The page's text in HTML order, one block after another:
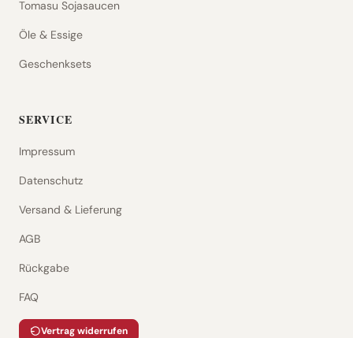
Tomasu Sojasaucen
Öle & Essige
Geschenksets
SERVICE
Impressum
Datenschutz
Versand & Lieferung
AGB
Rückgabe
FAQ
Vertrag widerrufen